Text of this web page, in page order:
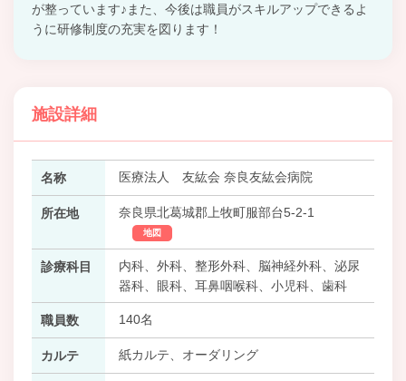
が整っています♪また、今後は職員がスキルアップできるよ
うに研修制度の充実を図ります！
施設詳細
名称 医療法人 友紘会 奈良友紘会病院
所在地 奈良県北葛城郡上牧町服部台5-2-1
地図
診療科目
内科、外科、整形外科、脳神経外科、泌尿
器科、眼科、耳鼻咽喉科、小児科、歯科
職員数 140名
カルテ 紙カルテ、オーダリング